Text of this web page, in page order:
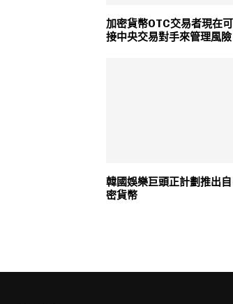
加密貨幣OTC交易者現在
接中央交易對手來管理風險
韓國娛樂巨頭正計劃推出
密貨幣